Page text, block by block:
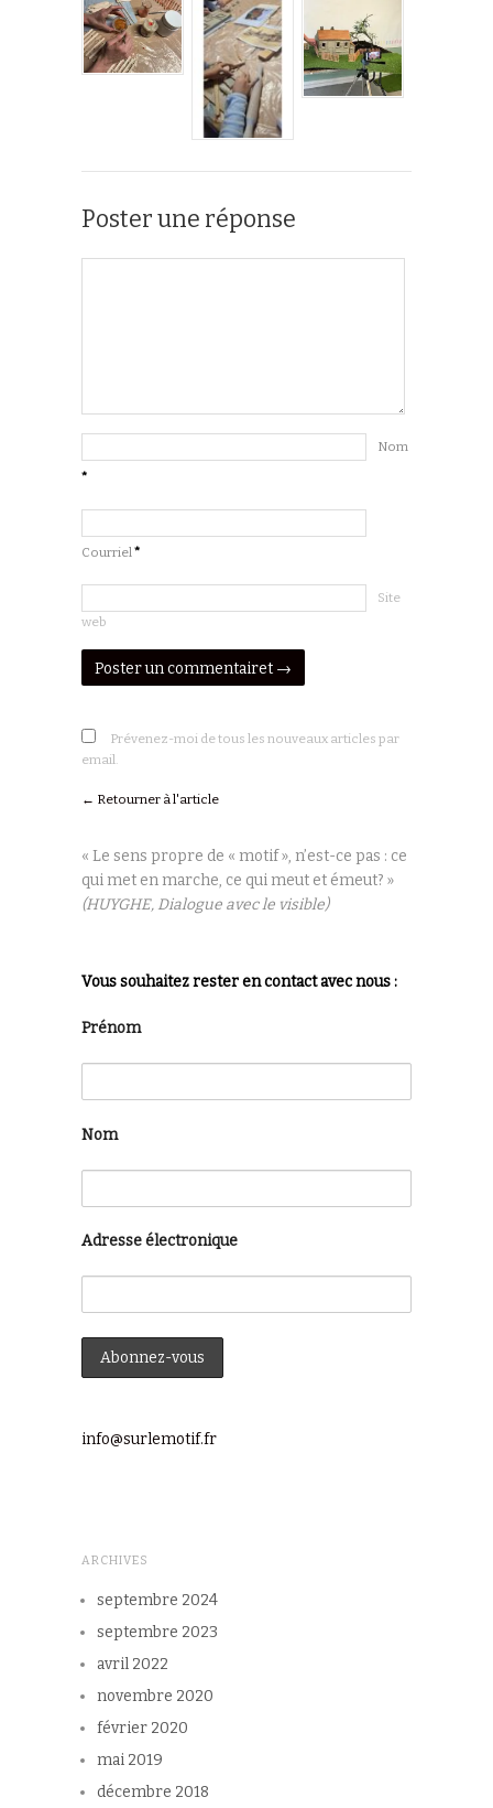
Poster une réponse
Nom
*
Courriel*
Site
web
Prévenez-moi de tous les nouveaux articles par
email.
← Retourner à l'article
« Le sens propre de « motif », n’est-ce pas : ce
qui met en marche, ce qui meut et émeut? »
(HUYGHE, Dialogue avec le visible)
Vous souhaitez rester en contact avec nous :
Prénom
Nom
Adresse électronique
info@surlemotif.fr
ARCHIVES
septembre 2024
septembre 2023
avril 2022
novembre 2020
février 2020
mai 2019
décembre 2018